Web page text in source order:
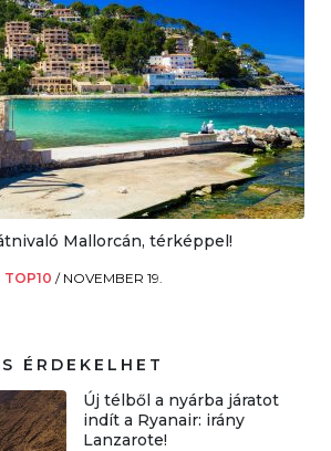
Mallorcán, térképpel!
TOP10 / NOVEMBER 19.
ÉRDEKELHET
Új télből a nyárba járatot
indít a Ryanair: irány
Lanzarote!